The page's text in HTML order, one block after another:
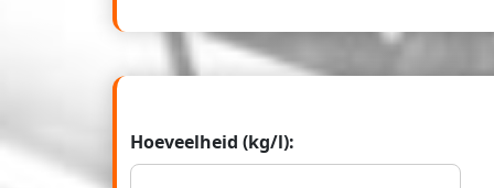
Hoeveelheid (kg/l):